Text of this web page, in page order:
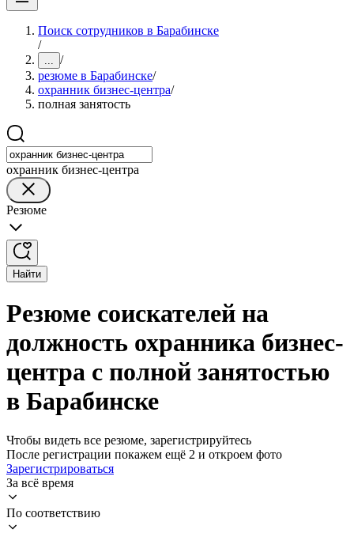
Поиск сотрудников в Барабинске
/
... /
резюме в Барабинске/
охранник бизнес-центра/
полная занятость
охранник бизнес-центра
Резюме
Найти
Резюме соискателей на
должность охранника бизнес-
центра с полной занятостью
в Барабинске
Чтобы видеть все резюме, зарегистрируйтесь
После регистрации покажем ещё 2 и откроем фото
Зарегистрироваться
За всё время
По соответствию